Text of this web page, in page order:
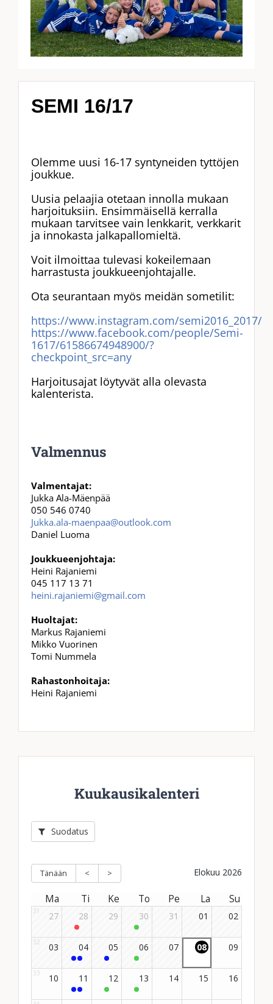
SEMI 16/17
Olemme uusi 16-17 syntyneiden tyttöjen
joukkue.
Uusia pelaajia otetaan innolla mukaan
harjoituksiin. Ensimmäisellä kerralla
mukaan tarvitsee vain lenkkarit, verkkarit
ja innokasta jalkapallomieltä.
Voit ilmoittaa tulevasi kokeilemaan
harrastusta joukkueenjohtajalle.
Ota seurantaan myös meidän sometilit:
https://www.instagram.com/semi2016_2017/
https://www.facebook.com/people/Semi-
1617/61586674948900/?
checkpoint_src=any
Harjoitusajat löytyvät alla olevasta
kalenterista.
Valmennus
Valmentajat:
Jukka Ala-Mäenpää
050 546 0740
Jukka.ala-maenpaa@outlook.com
Daniel Luoma
Joukkueenjohtaja:
Heini Rajaniemi
045 117 13 71
heini.rajaniemi@gmail.com
Huoltajat:
Markus Rajaniemi
Mikko Vuorinen
Tomi Nummela
Rahastonhoitaja:
Heini Rajaniemi
Kuukausikalenteri